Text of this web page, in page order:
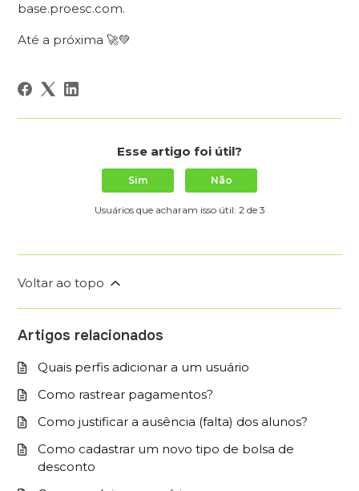
base.proesc.com.
Até a próxima 🚀💚
Esse artigo foi útil?
Sim Não
Usuários que acharam isso útil: 2 de 3
Voltar ao topo
Artigos relacionados
Quais perfis adicionar a um usuário
Como rastrear pagamentos?
Como justificar a ausência (falta) dos alunos?
Como cadastrar um novo tipo de bolsa de
desconto